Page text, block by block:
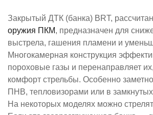
Закрытый ДТК (банка) BRT,
оружия ​ПКМ​, предназначен для
выстрела, гашения пламени и
Многокамерная конструкция
пороховые газы и перенаправляет
комфорт стрельбы. Особенно
ПНВ, тепловизорами или в замкнутых
На некоторых моделях можно